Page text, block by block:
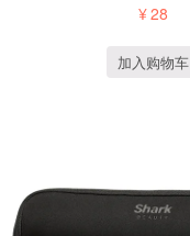
¥28
加入购物车